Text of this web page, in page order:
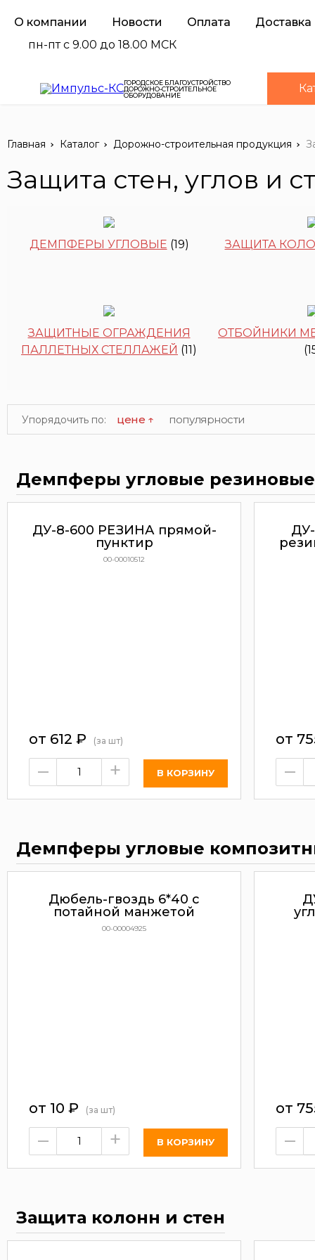
О компании Новости Оплата
Доставка
пн-пт с 9.00 до 18.00 МСК
ГОРОДСКОЕ БЛАГОУСТРОЙСТВО
ДОРОЖНО-СТРОИТЕЛЬНОЕ
ОБОРУДОВАНИЕ
Главная Каталог Дорожно-строительная продукция
Защита стен, углов и
ДЕМПФЕРЫ УГЛОВЫЕ (19) ЗАЩИТА
ЗАЩИТНЫЕ ОГРАЖДЕНИЯ
ПАЛЛЕТНЫХ СТЕЛЛАЖЕЙ (11)
ОТБОЙНИКИ
Упорядочить по: цене ↑ популярности
Демпферы угловые резиновые
ДУ-8-600 РЕЗИНА прямой-
пунктир
00-00010512
от 612 ₽ (за шт)
– +
от
–
Демпферы угловые
Дюбель-гвоздь 6*40 с
потайной манжетой
00-00004925
от 10 ₽ (за шт)
– +
от
–
Защита колонн и стен